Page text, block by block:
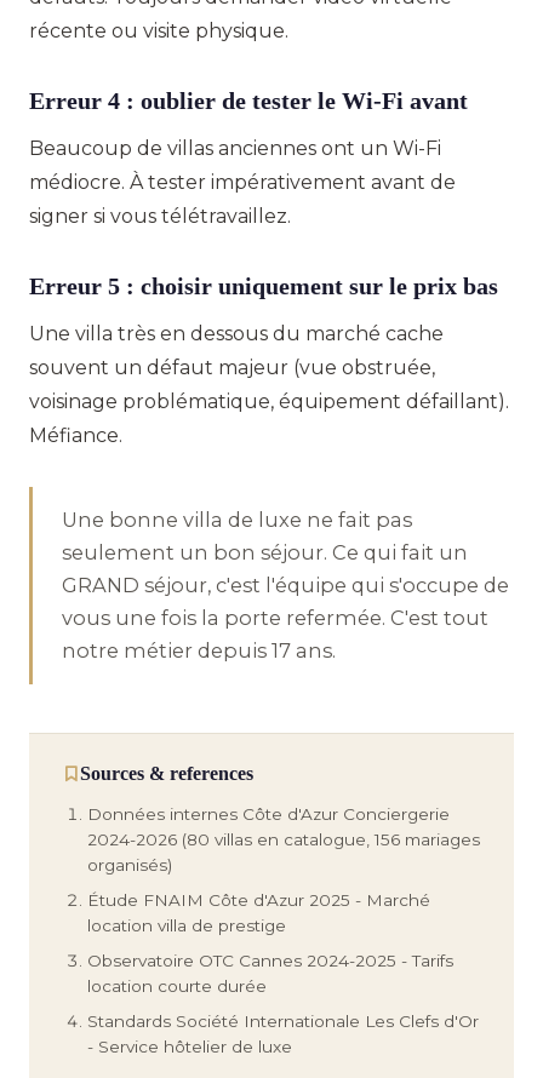
récente ou visite physique.
Erreur 4 : oublier de tester le Wi-Fi avant
Beaucoup de villas anciennes ont un Wi-Fi
médiocre. À tester impérativement avant de
signer si vous télétravaillez.
Erreur 5 : choisir uniquement sur le prix bas
Une villa très en dessous du marché cache
souvent un défaut majeur (vue obstruée,
voisinage problématique, équipement défaillant).
Méfiance.
Une bonne villa de luxe ne fait pas
seulement un bon séjour. Ce qui fait un
GRAND séjour, c'est l'équipe qui s'occupe de
vous une fois la porte refermée. C'est tout
notre métier depuis 17 ans.
Sources & references
Données internes Côte d'Azur Conciergerie
2024-2026 (80 villas en catalogue, 156 mariages
organisés)
Étude FNAIM Côte d'Azur 2025 - Marché
location villa de prestige
Observatoire OTC Cannes 2024-2025 - Tarifs
location courte durée
Standards Société Internationale Les Clefs d'Or
- Service hôtelier de luxe